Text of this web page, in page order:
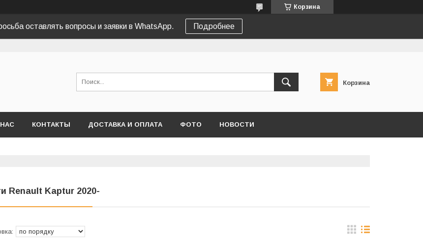
Корзина
оставлять вопросы и заявки в WhatsApp. Подробнее
Корзина
КОНТАКТЫ ДОСТАВКА И ОПЛАТА ФОТО НОВОСТИ
Renault Kaptur 2020-